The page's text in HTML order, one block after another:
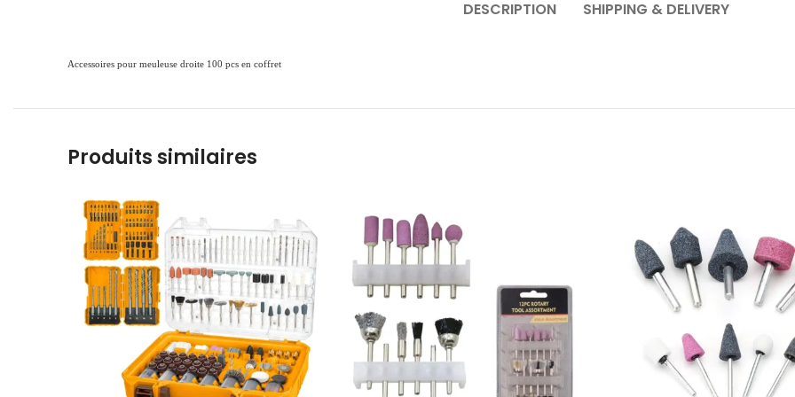
DESCRIPTION SHIPPING & DELIVERY
Accessoires pour meuleuse droite 100 pcs en coffret
Produits similaires